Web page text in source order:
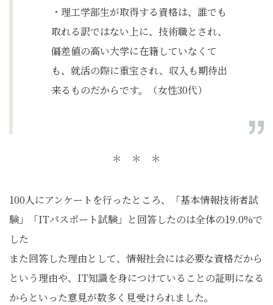
・理工学部生が取得する資格は、誰でも
取れる訳ではない上に、技術職とされ、
偏差値の高い大学に在籍していなくて
も、就活の際に重宝され、収入も期待出
来るものだからです。（女性30代）
＊ ＊ ＊
100人にアンケートを行ったところ、「基本情報技術者試
験」「ITパスポート試験」と回答したのは全体の19.0%で
した
また回答した理由として、情報社会には必要な資格だから
という理由や、IT知識を身につけていることの証明になる
からといった意見が数多く見受けられました。